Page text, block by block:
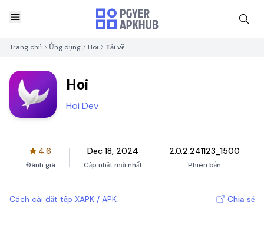
Trang chủ Ứng dụng Hoi Tải về
Hoi
Hoi Dev
4.6
Đánh giá
Dec 18, 2024
Cập nhật mới nhất
2.0.2.241123_1500
Phiên bản
Cách cài đặt tệp XAPK / APK Chia sẻ